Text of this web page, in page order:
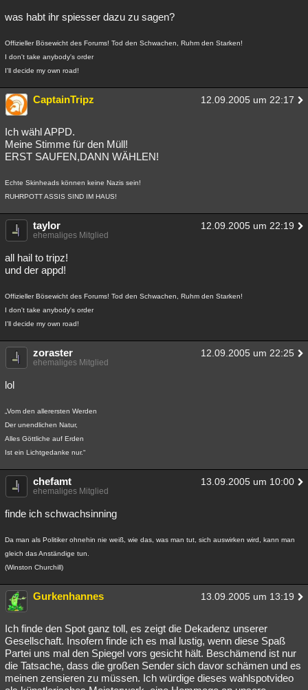
was habt ihr spiesser dazu zu sagen?
Offizieller Bösewicht des Forums! Tod den Schwachen, Ruhm den Starken!
I don't take anybody's order
I'll decide my own road!
CaptainTripz 12.09.2005 um 22:17
Ich wähl APPD.
Meine Stimme für den Müll!
ERST SAUFEN,DANN WÄHLEN!
Echte Skinheads können keine Nazis sein!
RUHRPOTT ASSIS SIND IM HAUS!
taylor 12.09.2005 um 22:19
ehemaliges Mitglied
all hail to tripz!
und der appd!
Offizieller Bösewicht des Forums! Tod den Schwachen, Ruhm den Starken!
I don't take anybody's order
I'll decide my own road!
zoraster 12.09.2005 um 22:25
ehemaliges Mitglied
lol
„Vom den allerersten Werden
Der unendlichen Natur,
Alles Göttliche auf Erden
Ist ein Lichtgedanke nur.“
chefamt 13.09.2005 um 10:00
ehemaliges Mitglied
finde ich schwachsinning
Da man als Politiker ohnehin nie weiß, wie das, was man tut, sich auswirken wird, kann man
gleich das Anständige tun.
(Winston Churchill)
Gurkenhannes 13.09.2005 um 13:19
Ich finde den Spot ganz toll, es zeigt die Dekadenz unserer
Gesellschaft. Insofern finde ich es mal lustig, wenn diese Spaß
Partei uns mal den Spiegel vors gesicht hält. Beschämend ist nur
die Tatsache, dass die großen Sender sich davor schämen und es
meinen zensieren zu müssen. Ich würdige dieses wahlspotvideo